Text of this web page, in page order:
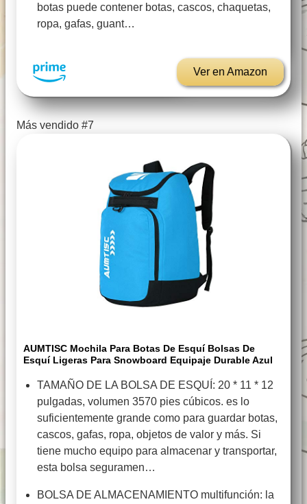
botas puede contener botas, cascos, chaquetas,
ropa, gafas, guant…
Ver en Amazon
Más vendido #7
AUMTISC Mochila Para Botas De Esquí Bolsas De
Esquí Ligeras Para Snowboard Equipaje Durable Azul
TAMAÑO DE LA BOLSA DE ESQUÍ: 20 * 11 * 12
pulgadas, volumen 3570 pies cúbicos. es lo
suficientemente grande como para guardar botas,
cascos, gafas, ropa, objetos de valor y más. Si
tiene mucho equipo para almacenar y transportar,
esta bolsa seguramen…
BOLSA DE ALMACENAMIENTO multifunción: la